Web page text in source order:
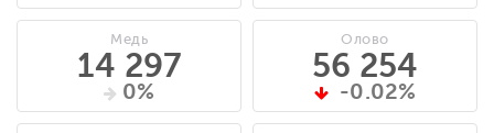
Медь
14 297
0%
Олово
56 254
-0.02%